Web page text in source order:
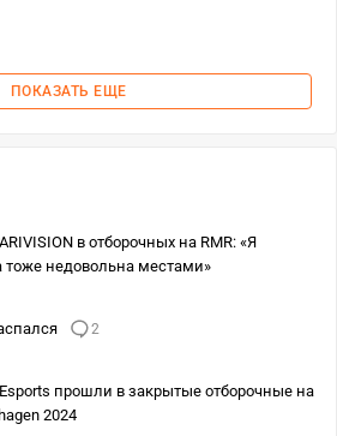
ПОКАЗАТЬ ЕЩЕ
в отборочных на RMR: «Я
недовольна местами»
2
Esports прошли в закрытые отборочные на
2024